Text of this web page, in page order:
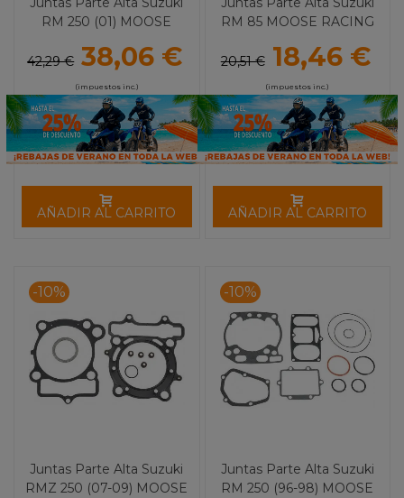
RM 250 (01) MOOSE
42,29 € 38,06 €
(impuestos inc.)
AÑADIR AL CARRITO
RM 85 MOOSE RACING
20,51 € 18,46 €
(impuestos inc.)
AÑADIR AL CARRITO
-10%
Juntas Parte Alta Suzuki
RMZ 250 (07-09) MOOSE
-10%
Juntas Parte Alta Suzuki
RM 250 (96-98) MOOSE